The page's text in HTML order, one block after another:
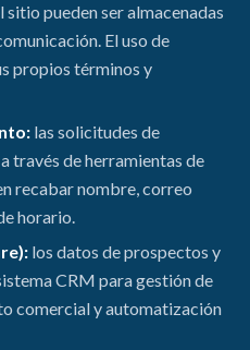
pueden ser almacenadas
El uso de
propios términos y
las solicitudes de
través de herramientas de
recabar nombre, correo
horario.
los datos de prospectos y
CRM para gestión de
comercial y automatización